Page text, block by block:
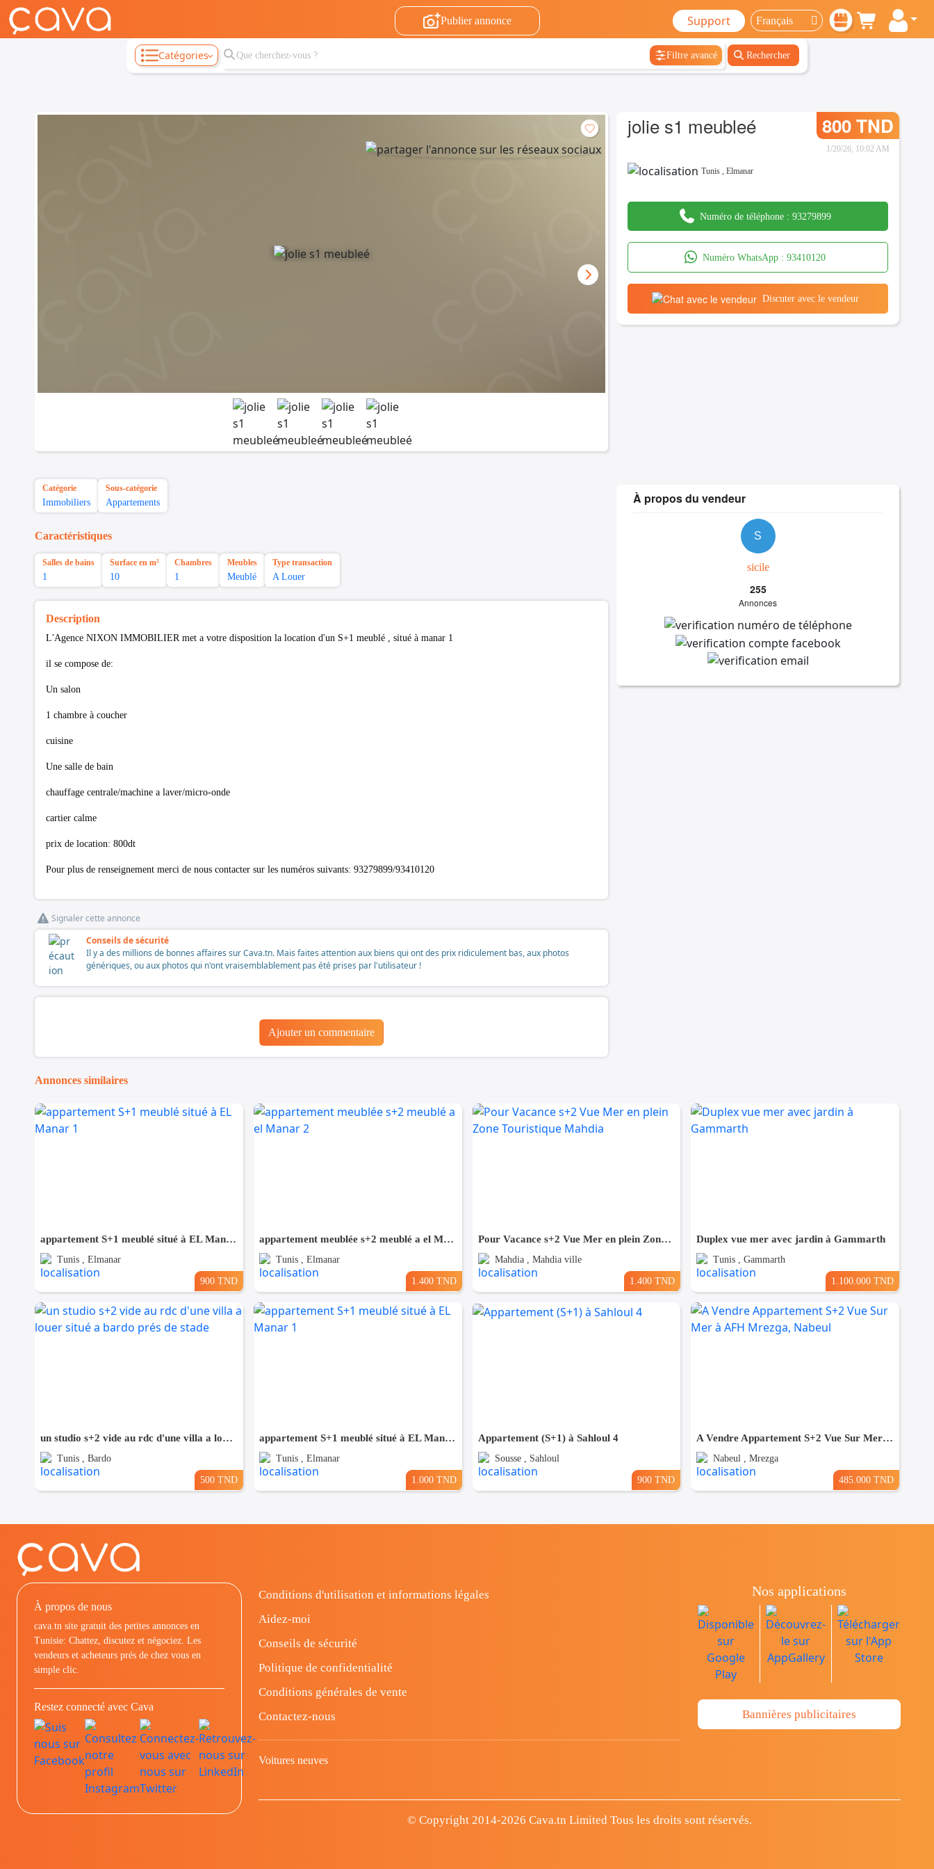
Publier annonce Support
Catégories Filtre avancé Rechercher
jolie s1 meubleé 800 TND
1/20/26, 10:02 AM
Tunis ,Elmanar
Numéro de téléphone : 93279899
Numéro WhatsApp :93410120
Discuter avec le vendeur
Catégorie
Immobiliers
Sous-catégorie
Appartements
Caractéristiques
Salles de bains
1
Surface en m²
10
Chambres
1
Meubles
Meublé
Type transaction
A Louer
Description
L'Agence NIXON IMMOBILIER met a votre disposition la location d'un S+1 meublé , situé à manar 1
il se compose de:
Un salon
1 chambre à coucher
cuisine
Une salle de bain
chauffage centrale/machine a laver/micro-onde
cartier calme
prix de location: 800dt
Pour plus de renseignement merci de nous contacter sur les numéros suivants: 93279899/93410120
Signaler cette annonce
Conseils de sécurité
Il y a des millions de bonnes affaires sur Cava.tn. Mais faites attention aux biens qui ont des prix ridiculement bas, aux photos
génériques, ou aux photos qui n'ont vraisemblablement pas été prises par l'utilisateur !
Ajouter un commentaire
À propos du vendeur
S
sicile
255
Annonces
Annonces similaires
appartement S+1 meublé situé à EL Manar 1
Tunis , Elmanar
900 TND
appartement meublée s+2 meublé a el Manar 2
Tunis , Elmanar
1.400 TND
Pour Vacance s+2 Vue Mer en plein Zone Touristique Mahdia
Mahdia , Mahdia ville
1.400 TND
Duplex vue mer avec jardin à Gammarth
Tunis , Gammarth
1.100.000 TND
un studio s+2 vide au rdc d'une villa a louer situé a bardo prés de stade
Tunis , Bardo
500 TND
appartement S+1 meublé situé à EL Manar 1
Tunis , Elmanar
1.000 TND
Appartement (S+1) à Sahloul 4
Sousse , Sahloul
900 TND
A Vendre Appartement S+2 Vue Sur Mer à AFH Mrezga, Nabeul
Nabeul , Mrezga
485.000 TND
À propos de nous
cava.tn site gratuit des petites annonces en
Tunisie: Chattez, discutez et négociez. Les
vendeurs et acheteurs prés de chez vous en
simple clic.
Restez connecté avec Cava
Conditions d'utilisation et informations légales
Aidez-moi
Conseils de sécurité
Politique de confidentialité
Conditions générales de vente
Contactez-nous
Voitures neuves
Nos applications
Bannières publicitaires
© Copyright 2014-2026 Cava.tn Limited Tous les droits sont réservés.